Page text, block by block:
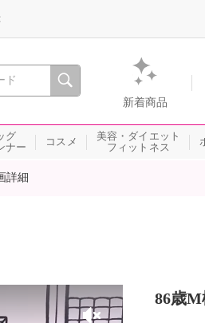
間を。通販・テレビショッピングのシ
新着商品
グ
ナー
コスメ
美容・ダイエット
フィットネス
詳細
86歳